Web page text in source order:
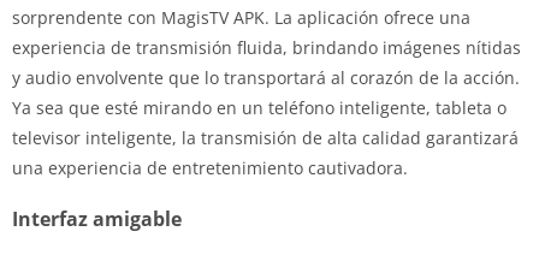
sorprendente con MagisTV APK. La aplicación ofrece una
experiencia de transmisión fluida, brindando imágenes nítidas
y audio envolvente que lo transportará al corazón de la acción.
Ya sea que esté mirando en un teléfono inteligente, tableta o
televisor inteligente, la transmisión de alta calidad garantizará
una experiencia de entretenimiento cautivadora.
Interfaz amigable